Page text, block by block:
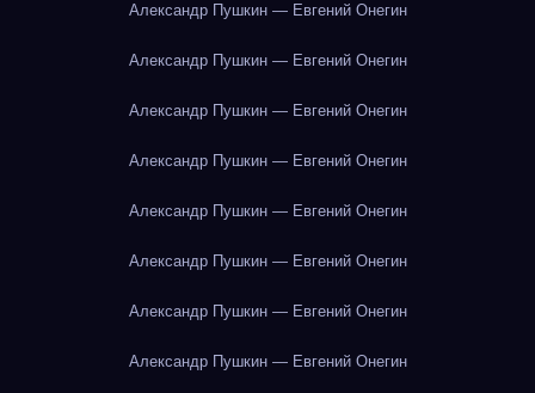
Александр Пушкин — Евгений Онегин
Александр Пушкин — Евгений Онегин
Александр Пушкин — Евгений Онегин
Александр Пушкин — Евгений Онегин
Александр Пушкин — Евгений Онегин
Александр Пушкин — Евгений Онегин
Александр Пушкин — Евгений Онегин
Александр Пушкин — Евгений Онегин